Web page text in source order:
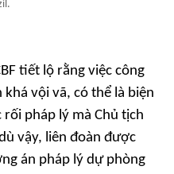
tiết lộ rằng việc công
vội vã, có thể là biện
pháp lý mà Chủ tịch
vậy, liên đoàn được
án pháp lý dự phòng